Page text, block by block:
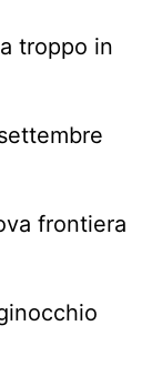
troppo in
frontiera